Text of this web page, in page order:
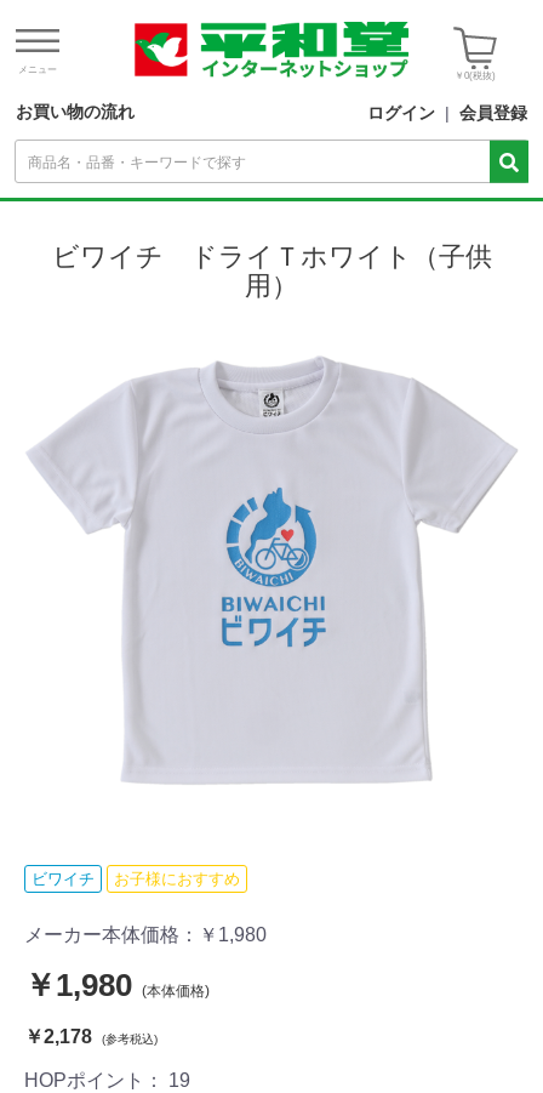
メニュー
￥0(税抜)
お買い物の流れ ログイン | 会員登録
ビワイチ ドライＴホワイト（子供
用）
ビワイチ お子様におすすめ
メーカー本体価格： ￥1,980
￥1,980 (本体価格)
￥2,178 (参考税込)
HOPポイント： 19